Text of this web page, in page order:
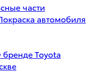
части
автомобиля
Toyota